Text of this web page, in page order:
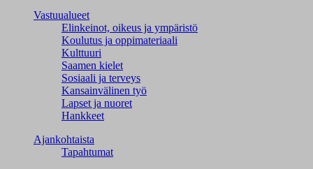
Vastuualueet
Elinkeinot, oikeus ja ympäristö
Koulutus ja oppimateriaali
Kulttuuri
Saamen kielet
Sosiaali ja terveys
Kansainvälinen työ
Lapset ja nuoret
Hankkeet
Ajankohtaista
Tapahtumat